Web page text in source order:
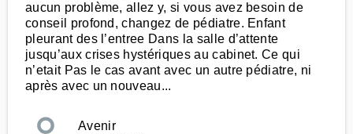
aucun problème, allez y, si vous avez besoin de
conseil profond, changez de pédiatre. Enfant
pleurant des l’entree Dans la salle d’attente
jusqu’aux crises hystériques au cabinet. Ce qui
n’etait Pas le cas avant avec un autre pédiatre, ni
après avec un nouveau...
Avenir